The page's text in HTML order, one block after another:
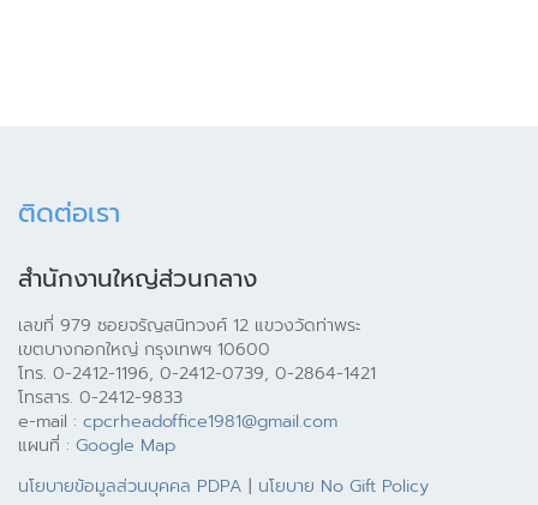
ติดต่อเรา
สำนักงานใหญ่ส่วนกลาง
เลขที่ 979 ซอยจรัญสนิทวงศ์ 12 แขวงวัดท่าพระ
เขตบางกอกใหญ่ กรุงเทพฯ 10600
โทร. 0-2412-1196, 0-2412-0739, 0-2864-1421
โทรสาร. 0-2412-9833
e-mail : cpcrheadoffice1981@gmail.com
แผนที่ : Google Map
นโยบายข้อมูลส่วนบุคคล PDPA | นโยบาย No Gift Policy